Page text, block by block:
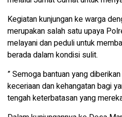
Kegiatan kunjungan ke warga
merupakan salah satu upaya
melayani dan peduli untuk
berada dalam kondisi sulit.
” Semoga bantuan yang
keceriaan dan kehangatan bagi
tengah keterbatasan yang